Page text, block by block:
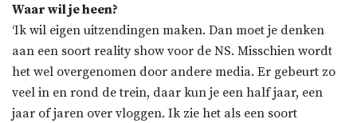
Waar wil je heen?
‘Ik wil eigen uitzendingen maken. Dan moet je denken
aan een soort reality show voor de NS. Misschien wordt
het wel overgenomen door andere media. Er gebeurt zo
veel in en rond de trein, daar kun je een half jaar, een
jaar of jaren over vloggen. Ik zie het als een soort